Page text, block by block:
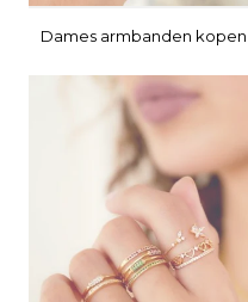
Dames armbanden kopen